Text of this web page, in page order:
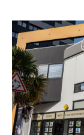
48 Boulevard Schuman CHERBOURG-